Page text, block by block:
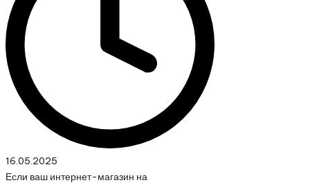
16.05.2025
Если ваш интернет-магазин на